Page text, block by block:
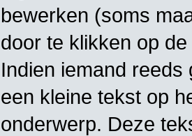
bewerken (soms
door te klikken op de
Indien iemand
een kleine tekst op
onderwerp. Deze